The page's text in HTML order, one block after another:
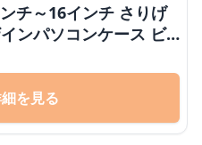
チ～16インチ さりげ
ンパソコンケース ビ
を見る